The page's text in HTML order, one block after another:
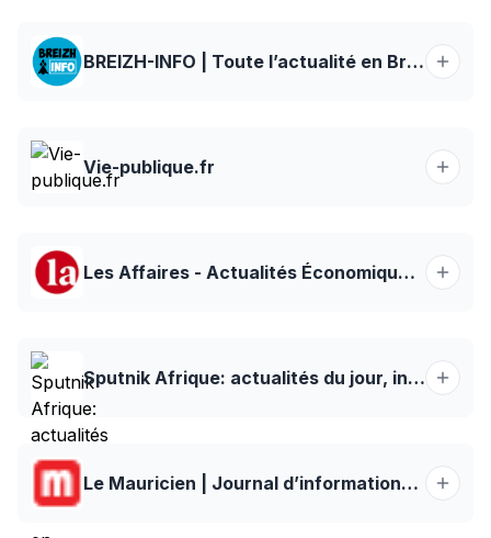
BREIZH-INFO | Toute l’actualité en Bretagne et ailleurs !
Vie-publique.fr
Les Affaires - Actualités Économiques, Bourse et Finances
Sputnik Afrique: actualités du jour, infos en direct et en continu
Le Mauricien | Journal d’informations et d’opinions